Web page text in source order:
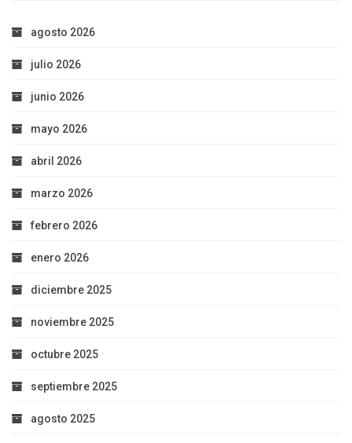
agosto 2026
julio 2026
junio 2026
mayo 2026
abril 2026
marzo 2026
febrero 2026
enero 2026
diciembre 2025
noviembre 2025
octubre 2025
septiembre 2025
agosto 2025